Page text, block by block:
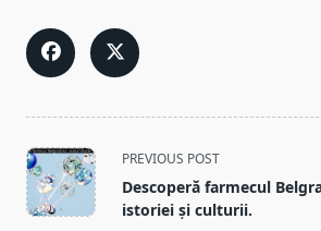
<span
class="nav-
subtitle
PREVIOUS POST
Descoperă farmecul
istoriei și culturii.